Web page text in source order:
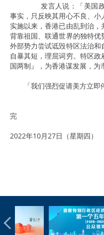
发言人说：「美国政府
事实，只反映其用心不良、小
实施以来，香港已由乱到治
背靠祖国、联通世界的独特
外部势力尝试诋毁特区法治
自暴其短，理屈词穷。特区
国两制』，为香港谋发展，为
「我们强烈促请美方立即
完
2022年10月27日（星期四）